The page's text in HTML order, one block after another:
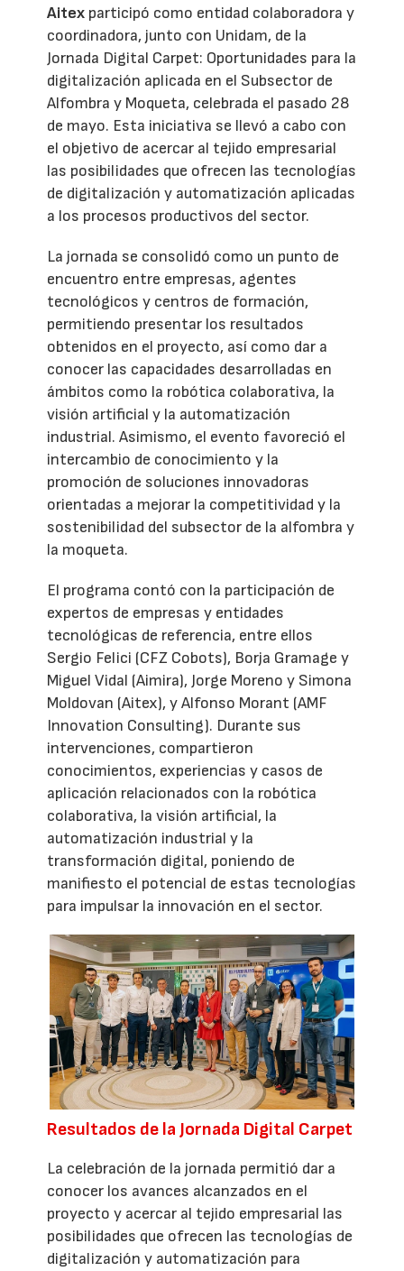
Aitex participó como entidad colaboradora y
coordinadora, junto con Unidam, de la
Jornada Digital Carpet: Oportunidades para la
digitalización aplicada en el Subsector de
Alfombra y Moqueta, celebrada el pasado 28
de mayo. Esta iniciativa se llevó a cabo con
el objetivo de acercar al tejido empresarial
las posibilidades que ofrecen las tecnologías
de digitalización y automatización aplicadas
a los procesos productivos del sector.
La jornada se consolidó como un punto de
encuentro entre empresas, agentes
tecnológicos y centros de formación,
permitiendo presentar los resultados
obtenidos en el proyecto, así como dar a
conocer las capacidades desarrolladas en
ámbitos como la robótica colaborativa, la
visión artificial y la automatización
industrial. Asimismo, el evento favoreció el
intercambio de conocimiento y la
promoción de soluciones innovadoras
orientadas a mejorar la competitividad y la
sostenibilidad del subsector de la alfombra y
la moqueta.
El programa contó con la participación de
expertos de empresas y entidades
tecnológicas de referencia, entre ellos
Sergio Felici (CFZ Cobots), Borja Gramage y
Miguel Vidal (Aimira), Jorge Moreno y Simona
Moldovan (Aitex), y Alfonso Morant (AMF
Innovation Consulting). Durante sus
intervenciones, compartieron
conocimientos, experiencias y casos de
aplicación relacionados con la robótica
colaborativa, la visión artificial, la
automatización industrial y la
transformación digital, poniendo de
manifiesto el potencial de estas tecnologías
para impulsar la innovación en el sector.
Resultados de la Jornada Digital Carpet
La celebración de la jornada permitió dar a
conocer los avances alcanzados en el
proyecto y acercar al tejido empresarial las
posibilidades que ofrecen las tecnologías de
digitalización y automatización para